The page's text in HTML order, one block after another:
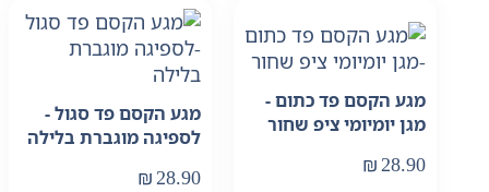
מגע הקסם פד כתום -
מגן יומיומי ציפ שחור
₪28.90
מגע הקסם פד סגול -
לספיגה מוגברת בלילה
₪28.90